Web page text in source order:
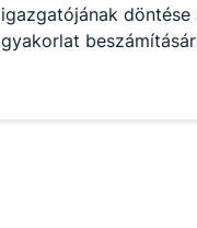
igazgatójának
gyakorlat